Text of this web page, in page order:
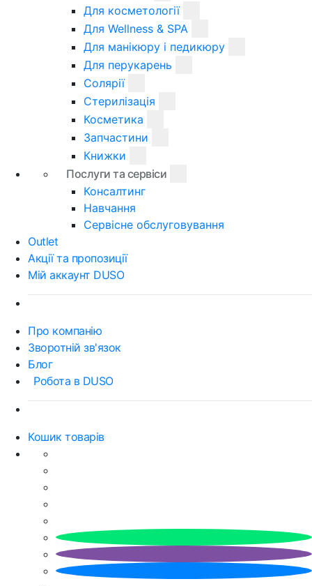
Для косметології
Для Wellness & SPA
Для манікюру і педикюру
Для перукарень
Солярії
Стерилізація
Косметика
Запчастини
Книжки
Послуги та сервіси
Консалтинг
Навчання
Сервісне обслуговування
Outlet
Акції та пропозиції
Мій аккаунт DUSO
Про компанію
Зворотній зв'язок
Блог
Робота в DUSO
Кошик товарів